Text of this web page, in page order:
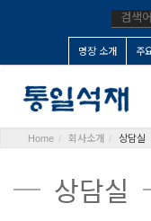
명장 소개 주
Home 회사소개 상담실
상담실